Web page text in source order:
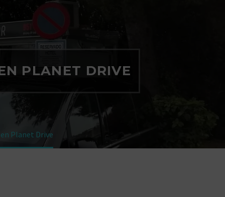
PLANET DRIVE
Planet Drive